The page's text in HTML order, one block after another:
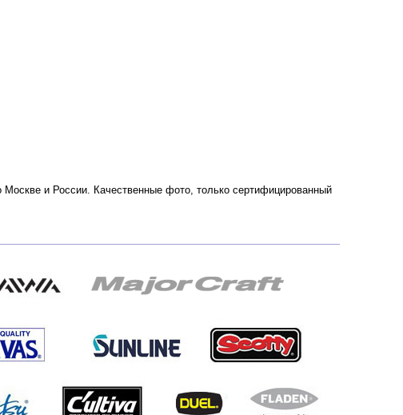
Москве и России. Качественные фото, только сертифицированный